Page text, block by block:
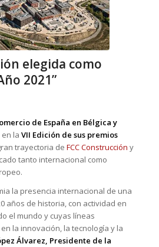
elegida como
2021”
de España en Bélgica y
la VII Edición de sus premios
trayectoria de FCC Construcción y
tanto internacional como
la presencia internacional de una
años de historia, con actividad en
el mundo y cuyas líneas
la innovación, la tecnología y la
Álvarez, Presidente de la